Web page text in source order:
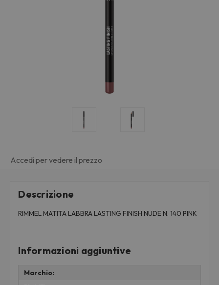
Accedi per vedere il prezzo
Descrizione
RIMMEL MATITA LABBRA LASTING FINISH NUDE N. 140 PINK
Informazioni aggiuntive
Marchio: